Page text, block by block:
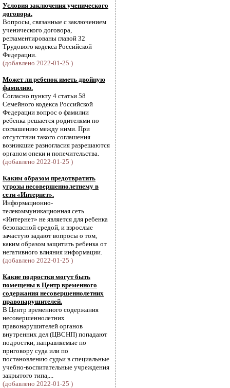
Условия заключения ученического
договора.
Вопросы, связанные с заключением
ученического договора,
регламентированы главой 32
Трудового кодекса Российской
Федерации.
(добавлено 2022-01-25 )
Может ли ребенок иметь двойную
фамилию.
Согласно пункту 4 статьи 58
Семейного кодекса Российской
Федерации вопрос о фамилии
ребенка решается родителями по
соглашению между ними. При
отсутствии такого соглашения
возникшие разногласия разрешаются
органом опеки и попечительства.
(добавлено 2022-01-25 )
Каким образом предотвратить
угрозы несовершеннолетнему в
сети «Интернет».
Информационно-
телекоммуникационная сеть
«Интернет» не является для ребенка
безопасной средой, и взрослые
зачастую задают вопросы о том,
каким образом защитить ребенка от
негативного влияния информации.
(добавлено 2022-01-25 )
Какие подростки могут быть
помещены в Центр временного
содержания несовершеннолетних
правонарушителей.
В Центр временного содержания
несовершеннолетних
правонарушителей органов
внутренних дел (ЦВСНП) попадают
подростки, направляемые по
приговору суда или по
постановлению судьи в специальные
учебно-воспитательные учреждения
закрытого типа,...
(добавлено 2022-01-25 )